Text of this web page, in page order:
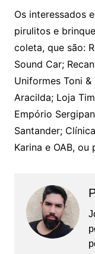
Os interessados
pirulitos e
coleta, que são:
Sound Car;
Uniformes Toni &
Aracilda; Loja
Empório
Santander;
Karina e OAB,